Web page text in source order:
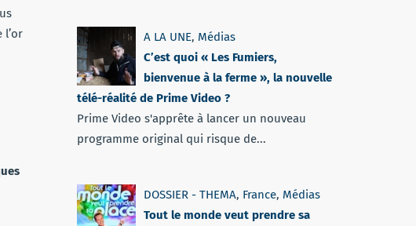
l’or
A LA UNE, Médias
C’est quoi « Les Fumiers,
bienvenue à la ferme », la nouvelle
télé-réalité de Prime Video ?
Prime Video s'apprête à lancer un nouveau
programme original qui risque de...
DOSSIER - THEMA, France, Médias
Tout le monde veut prendre sa